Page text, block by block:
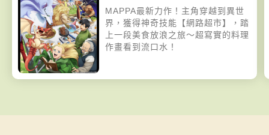
MAPPA最新力作！主角穿越到異世
界，獲得神奇技能【網路超市】，踏
上一段美食放浪之旅～超寫實的料理
作畫看到流口水！